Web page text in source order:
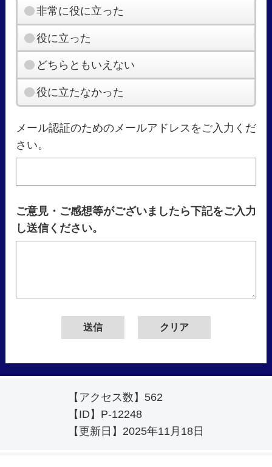
非常に役に立った
役に立った
どちらともいえない
役に立たなかった
メール認証のためのメールアドレスをご入力くだ
さい。
ご意見・ご感想等がございましたら下記をご入力
し送信ください。
【アクセス数】 562
【ID】 P-12248
【更新日】 2025年11月18日